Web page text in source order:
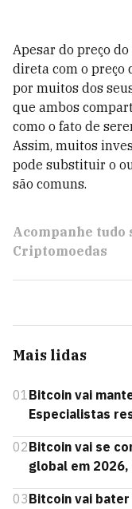
Apesar do preço
direta com o preço
por muitos dos
que ambos
como o fato de
Assim, muitos
pode substituir o
são comuns.
Acompanhe tudo
Criptomoedas
Mais lidas
01Bitcoin vai
Especialistas
02Bitcoin vai se
global em
03Bitcoin vai